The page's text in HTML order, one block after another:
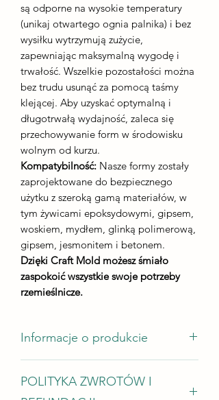
są odporne na wysokie temperatury
(unikaj otwartego ognia palnika) i bez
wysiłku wytrzymują zużycie,
zapewniając maksymalną wygodę i
trwałość. Wszelkie pozostałości można
bez trudu usunąć za pomocą taśmy
klejącej. Aby uzyskać optymalną i
długotrwałą wydajność, zaleca się
przechowywanie form w środowisku
wolnym od kurzu.
Kompatybilność: Nasze formy zostały
zaprojektowane do bezpiecznego
użytku z szeroką gamą materiałów, w
tym żywicami epoksydowymi, gipsem,
woskiem, mydłem, glinką polimerową,
gipsem, jesmonitem i betonem.
Dzięki Craft Mold możesz śmiało
zaspokoić wszystkie swoje potrzeby
rzemieślnicze.
Informacje o produkcie
wysokość odlewu - nie mniej niż 5 mm
zużycie żywicy - od 25g
POLITYKA ZWROTÓW I